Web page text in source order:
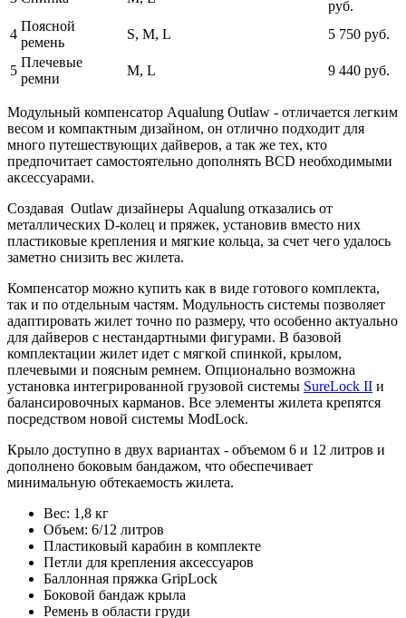
руб.
4
Поясной
ремень
S, М, L 5 750 руб.
5
Плечевые
ремни
М, L 9 440 руб.
Модульный компенсатор Aqualung Outlaw - отличается легким
весом и компактным дизайном, он отлично подходит для
много путешествующих дайверов, а так же тех, кто
предпочитает самостоятельно дополнять BCD необходимыми
аксессуарами.
Создавая Outlaw дизайнеры Aqualung отказались от
металлических D-колец и пряжек, установив вместо них
пластиковые крепления и мягкие кольца, за счет чего удалось
заметно снизить вес жилета.
Компенсатор можно купить как в виде готового комплекта,
так и по отдельным частям. Модульность системы позволяет
адаптировать жилет точно по размеру, что особенно актуально
для дайверов с нестандартными фигурами. В базовой
комплектации жилет идет с мягкой спинкой, крылом,
плечевыми и поясным ремнем. Опционально возможна
установка интегрированной грузовой системы SureLock II и
балансировочных карманов. Все элементы жилета крепятся
посредством новой системы ModLock.
Крыло доступно в двух вариантах - объемом 6 и 12 литров и
дополнено боковым бандажом, что обеспечивает
минимальную обтекаемость жилета.
Вес: 1,8 кг
Объем: 6/12 литров
Пластиковый карабин в комплекте
Петли для крепления аксессуаров
Баллонная пряжка GripLock
Боковой бандаж крыла
Ремень в области груди